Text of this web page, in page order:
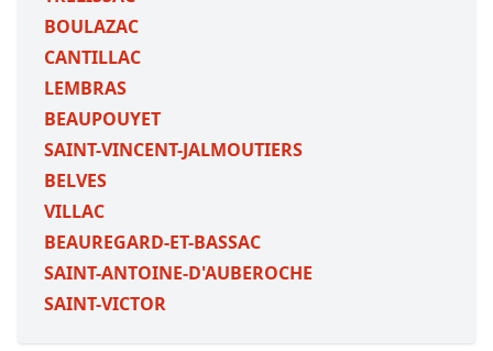
BOULAZAC
CANTILLAC
LEMBRAS
BEAUPOUYET
SAINT-VINCENT-JALMOUTIERS
BELVES
VILLAC
BEAUREGARD-ET-BASSAC
SAINT-ANTOINE-D'AUBEROCHE
SAINT-VICTOR